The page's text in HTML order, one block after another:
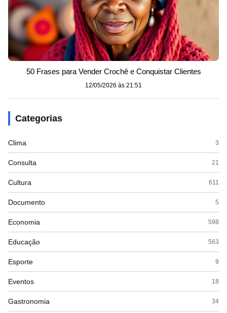
50 Frases para Vender Crochê e Conquistar Clientes
12/05/2026 às 21:51
Categorias
Clima 3
Consulta 21
Cultura 611
Documento 5
Economia 598
Educação 563
Esporte 9
Eventos 18
Gastronomia 34